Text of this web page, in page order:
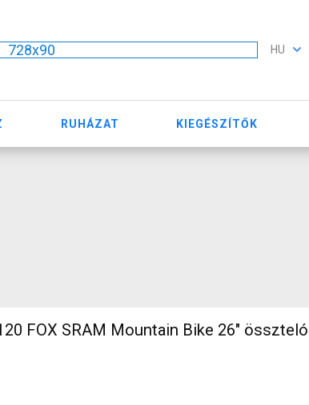
728x90 HU
RUHÁZAT KIEGÉSZÍTŐK
120 FOX SRAM Mountain Bike 26"